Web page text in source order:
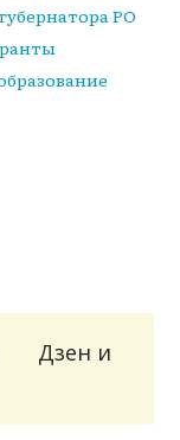
РО
Дзен и